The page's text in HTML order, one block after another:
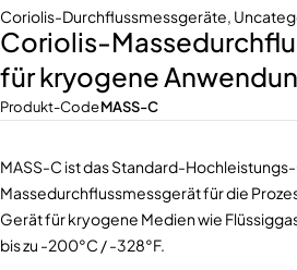
Coriolis-Durchflussmessgeräte,
Coriolis-
für kryogene
Produkt-CodeMASS-C
MASS-C ist das Standard-
Massedurchflussmessgerät für die
Gerät für kryogene Medien wie
bis zu -200°C / -328°F.